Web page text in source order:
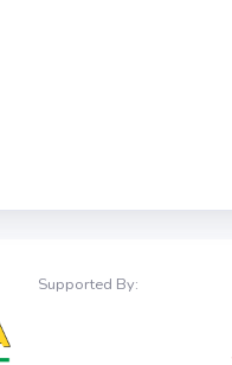
Supported By: